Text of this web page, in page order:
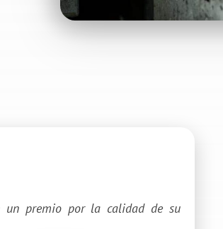
un premio por la calidad de su